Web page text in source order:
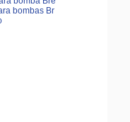
bombas Br